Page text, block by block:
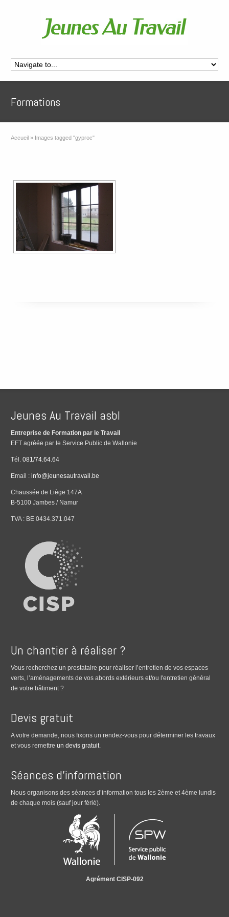
Formations
Accueil » Images tagged "gyproc"
Jeunes Au Travail asbl
Entreprise de Formation par le Travail
EFT agréée par le Service Public de Wallonie
Tél.081/74.64.64
Email :info@jeunesautravail.be
Chaussée de Liège 147A
B-5100 Jambes / Namur
TVA : BE 0434.371.047
Un chantier à réaliser ?
Vous recherchez un prestataire pour réaliser l’entretien de vos espaces
verts, l’aménagements de vos abords extérieurs et/ou l'entretien général
de votre bâtiment ?
Devis gratuit
A votre demande, nous fixons un rendez-vous pour déterminer les travaux
et vous remettreun devis gratuit.
Séances d’information
Nous organisons des séances d’information tous les 2ème et 4ème lundis
de chaque mois (sauf jour férié).
Agrément CISP-092